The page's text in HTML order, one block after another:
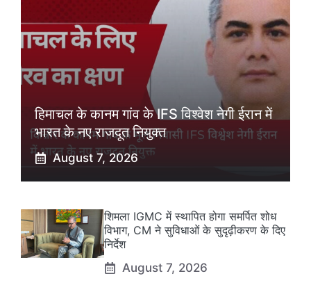
हिमाचल के कानम गांव के IFS विश्वेश नेगी ईरान में
भारत के नए राजदूत नियुक्त
August 7, 2026
शिमला IGMC में स्थापित होगा समर्पित शोध
विभाग, CM ने सुविधाओं के सुदृढ़ीकरण के दिए
निर्देश
August 7, 2026